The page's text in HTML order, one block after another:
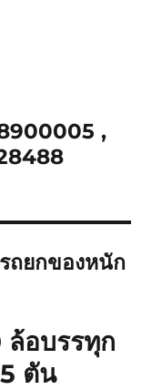
,
ถยกของหนัก
ล้อบรรทุก
ตัน